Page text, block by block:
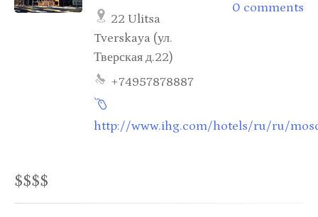
22 Ulitsa
Tverskaya (ул.
Тверская д.22)
+74957878887
http://www.ihg.com/hotels/ru/ru/
0 comments
$$$$